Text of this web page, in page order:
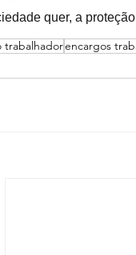
quer, a
trabalhadorencargos